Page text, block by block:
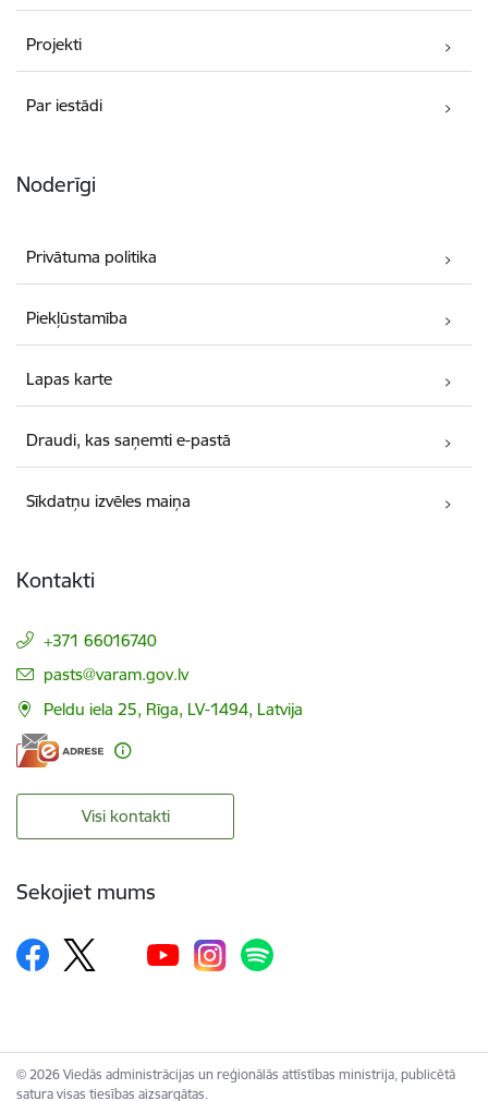
Projekti
Par iestādi
Noderīgi
Privātuma politika
Piekļūstamība
Lapas karte
Draudi, kas saņemti e-pastā
Sīkdatņu izvēles maiņa
Kontakti
+371 66016740
E-pasts:
pasts@varam.gov.lv
Peldu iela 25, Rīga, LV-1494, Latvija
Visi kontakti
Sekojiet mums
© 2026 Viedās administrācijas un reģionālās attīstības ministrija, publicētā
satura visas tiesības aizsargātas.